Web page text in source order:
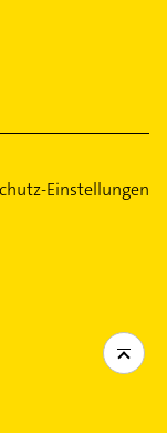
Einstellungen